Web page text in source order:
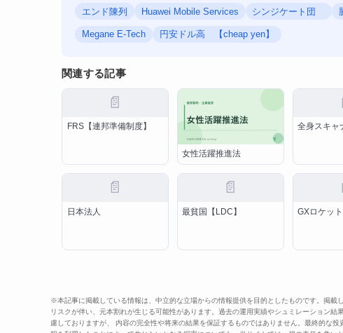
エンド陳列 Huawei Mobile Services シンジケート団
Megane E-Tech 円安ドル高 【cheap yen】
関連する記事
📄
FRS【連邦準備制度】
女性活躍推進法
全身スキャ
📄
日本法人
📄
最貧国【LDC】 GXロケット
※本記事に掲載している情報は、中立的な立場からの情報提供を目的としたものです。掲
リスクが伴い、元本割れが生じる可能性があります。過去の運用実績やシュミレーション
慮しておりますが、 内容の完全性や将来の結果を保証するものではありません。最終的な